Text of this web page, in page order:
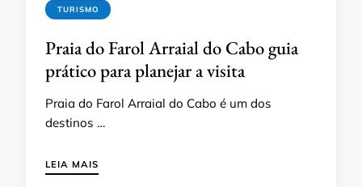
TURISMO
Praia do Farol Arraial do Cabo guia
prático para planejar a visita
Praia do Farol Arraial do Cabo é um dos
destinos …
LEIA MAIS